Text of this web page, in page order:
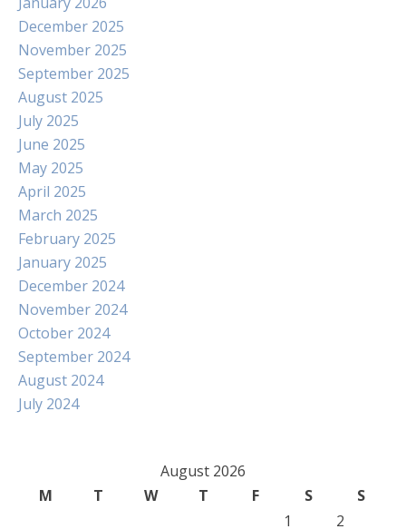
December 2025
November 2025
September 2025
August 2025
July 2025
June 2025
May 2025
April 2025
March 2025
February 2025
January 2025
December 2024
November 2024
October 2024
September 2024
August 2024
July 2024
August 2026
M
T W T F S
S
1
2